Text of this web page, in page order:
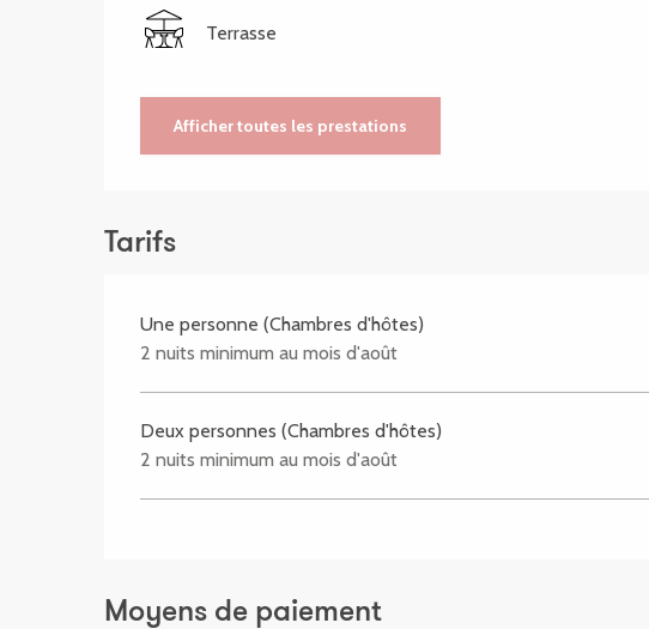
Terrasse
Afficher toutes les prestations
Tarifs
Une personne (Chambres d'hôtes)
2 nuits minimum au mois d'août
Deux personnes (Chambres d'hôtes)
2 nuits minimum au mois d'août
Moyens de paiement